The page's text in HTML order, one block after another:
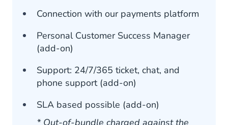
Connection with our payments platform
Personal Customer Success Manager
(add-on)
Support: 24/7/365 ticket, chat, and
phone support (add-on)
SLA based possible (add-on)